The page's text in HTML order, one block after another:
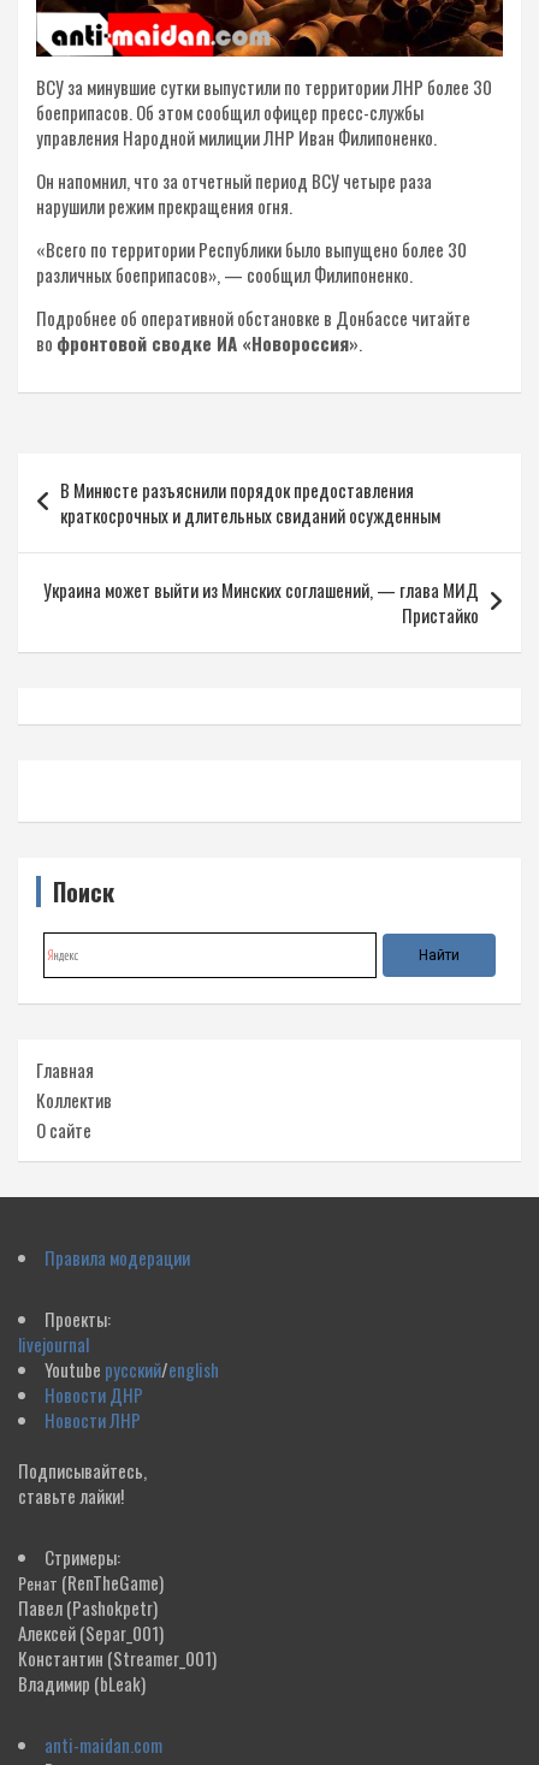
ВСУ за минувшие сутки выпустили по территории ЛНР более 30
боеприпасов. Об этом сообщил офицер пресс-службы
управления Народной милиции ЛНР Иван Филипоненко.
Он напомнил, что за отчетный период ВСУ четыре раза
нарушили режим прекращения огня.
«Всего по территории Республики было выпущено более 30
различных боеприпасов», — сообщил Филипоненко.
Подробнее об оперативной обстановке в Донбассе читайте
во фронтовой сводке ИА «Новороссия».
по
записям
В Минюсте разъяснили порядок предоставления
краткосрочных и длительных свиданий осужденным
Украина может выйти из Минских соглашений, — глава МИД
Пристайко
Поиск
Главная
Коллектив
О сайте
Правила модерации
Проекты:
livejournal
Youtube русский/english
Новости ДНР
Новости ЛНР
Подписывайтесь,
ставьте лайки!
Стримеры:
Ренат (RenTheGame)
Павел(Pashokpetr)
Алексей(Separ_001)
Константин (Streamer_001)
Владимир (bLeak)
anti-maidan.com